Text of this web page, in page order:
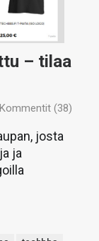
– tilaa
Kommentit (38)
josta
ja